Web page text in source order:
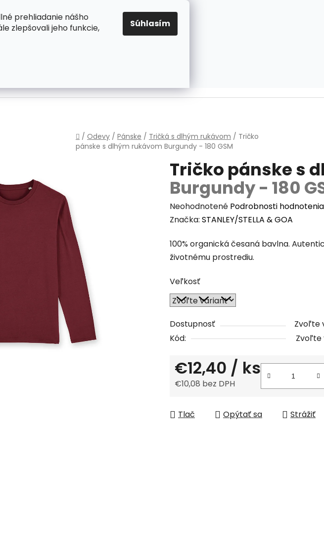
prehliadanie nášho
zlepšovali jeho funkcie,
Súhlasím
OCHRANA OSOBNÝCH ÚDAJOV PRAVIDLÁ PRE COOKIES
EUR
Domov
/ Odevy / Pánske / Tričká s dlhým rukávom / Tričko
pánske s dlhým rukávom Burgundy - 180 GSM
Tričko pánske s
Burgundy - 180
Priemerné
hodnotenie
je
0,0
5
hviezdičiek.
Neohodnotené Podrobnosti hodnotenia
Značka: STANLEY/STELLA & GOA
100% organická česaná bavlna.
životnému prostrediu.
Veľkosť
Dostupnosť
Zvoľte
Kód:
Zvoľte
€12,40 / ks
€10,08 bez DPH
Tlač
Opýtať sa Strážiť